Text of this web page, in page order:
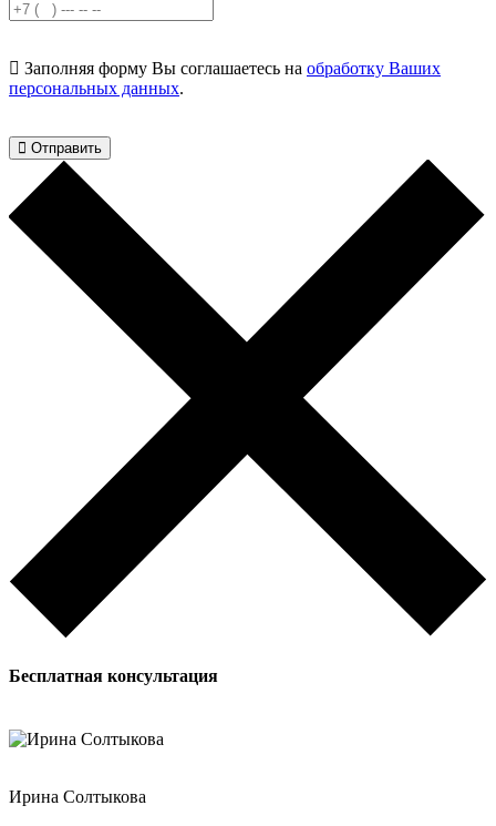
Заполняя форму Вы соглашаетесь на обработку Ваших
персональных данных.
Отправить
Бесплатная консультация
Ирина Солтыкова